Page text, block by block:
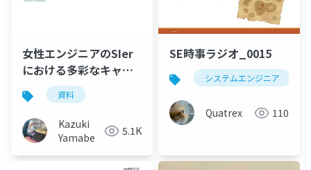
女性エンジニアのSIer
における多彩なキャリ
ア戦略資料
Kazuki
Yamabe
5.1K
SE時事ラジオ_0015
システムエンジニア
Quatrex 110